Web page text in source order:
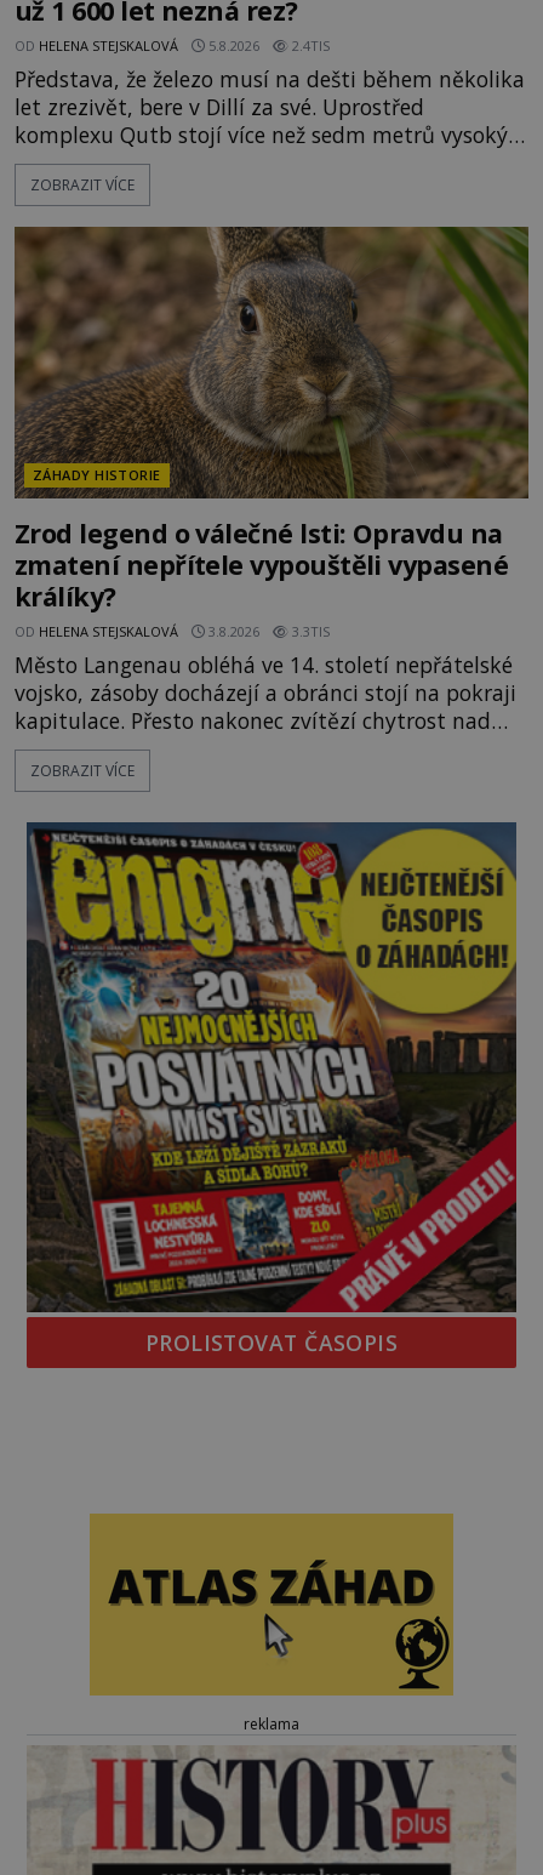
už 1 600 let nezná rez?
OD HELENA STEJSKALOVÁ 5.8.2026 2.4TIS
Představa, že železo musí na dešti během několika
let zrezivět, bere v Dillí za své. Uprostřed
komplexu Qutb stojí více než sedm metrů vysoký
železný sloup, který už přibližně 1 600 let odolává
počasí s jen nepatrnými stopami koroze. Jeho
ztracených technologiích či tajemných
materiálech. Moderní metalurgie však ukazuje, že
skutečné vysvětlení je ješt
ZOBRAZIT VÍCE
ZÁHADY HISTORIE
Zrod legend o válečné lsti: Opravdu na
zmatení nepřítele vypouštěli vypasené
králíky?
OD HELENA STEJSKALOVÁ 3.8.2026 3.3TIS
Město Langenau obléhá ve 14. století nepřátelské
vojsko, zásoby docházejí a obránci stojí na pokraji
kapitulace. Přesto nakonec zvítězí chytrost nad
hrubou silou. Podle staré německé legendy vypustí
obyvatelé za hradby dobře živeného králíka, aby
dost. Čas pracuje pro obléhatele. Ve městě ubývají
zásoby a každý den znamená další porci strádá
ZOBRAZIT VÍCE
PROLISTOVAT ČASOPIS
reklama